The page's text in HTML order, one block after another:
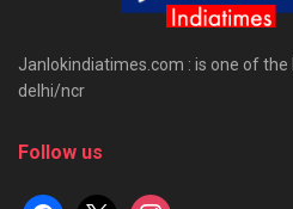
Janlokindiatimes.com : is one of the
delhi/ncr
Follow us